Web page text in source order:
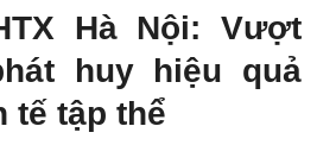
Hà Nội: Vượt
huy hiệu quả
tế tập thể